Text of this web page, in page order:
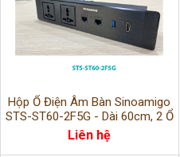
Hộp Ổ Điện Âm Bàn Sinoamigo
STS-ST60-2F5G - Dài 60cm, 2 Ổ
Điện & 5 Cổng Kết Nối, Cao Cấp
Cho Văn Phò
Liên hệ